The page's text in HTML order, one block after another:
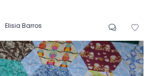
byElisia Barros